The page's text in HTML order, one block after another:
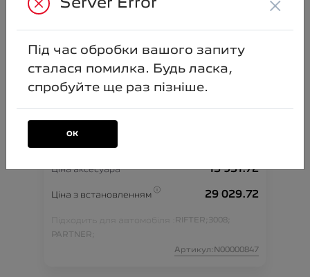
Охоронна сигналізація
Ціна аксесуара 13 951.72
Ціна з встановленням 29 029.72
Підходить для автомобіля : RIFTER; 3008;
PARTNER;
Артикул:N00000847
Server Error
Під час обробки вашого запиту
сталася помилка. Будь ласка,
спробуйте ще раз пізніше.
ОК